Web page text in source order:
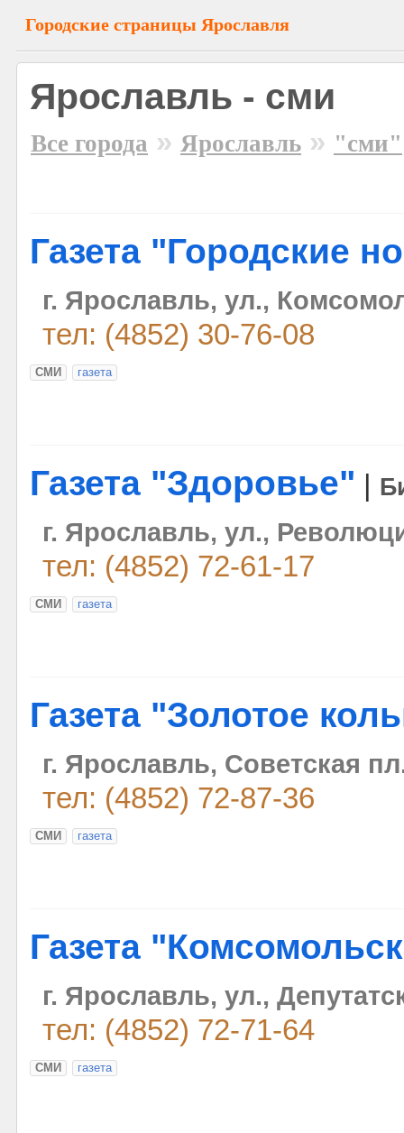
Городские страницы Ярославля
Ярославль - сми
Все города » Ярославль » "сми"
Газета "Городские
г. Ярославль, ул.,
тел: (4852) 30-76-08
СМИ газета
Газета "Здоровье"
г. Ярославль, ул.,
тел: (4852) 72-61-17
СМИ газета
Газета "Золотое
г. Ярославль, Советская
тел: (4852) 72-87-36
СМИ газета
Газета
г. Ярославль, ул.,
тел: (4852) 72-71-64
СМИ газета